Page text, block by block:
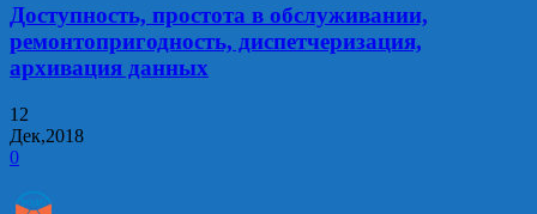
Доступность, простота в обслуживании,
ремонтопригодность, диспетчеризация,
архивация данных
12
Дек,2018
0